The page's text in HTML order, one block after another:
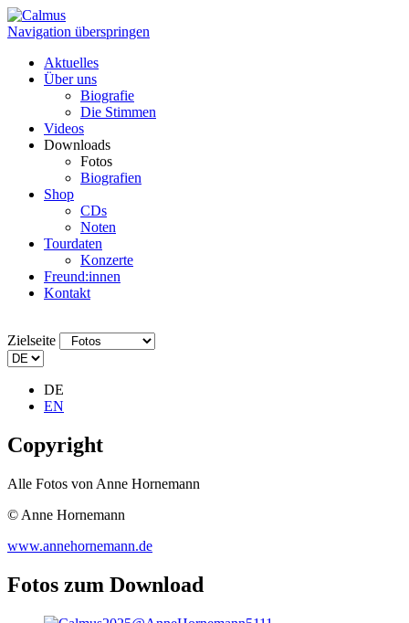
Navigation überspringen
Aktuelles
Über uns
Biografie
Die Stimmen
Videos
Downloads
Fotos
Biografien
Shop
CDs
Noten
Tourdaten
Konzerte
Freund:innen
Kontakt
Zielseite
DE
EN
Copyright
Alle Fotos von Anne Hornemann
© Anne Hornemann
www.annehornemann.de
Fotos zum Download